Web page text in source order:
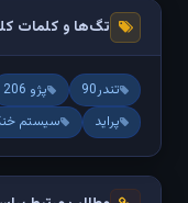
تگ‌ها و کلمات
تندر90 پژو 206
پراید
سیستم